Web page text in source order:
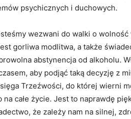
psychicznych i duchowych.
wezwani do walki o
gorliwa modlitwa, a także
abstynencja od alkoholu.
aby podjąć taką decyzję z
Trzeźwości, do której wierni
całe życie. Jest to naprawdę
że zależy nam na silnej,